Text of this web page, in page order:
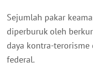
Sejumlah pakar
diperburuk oleh
daya kontra-
federal.